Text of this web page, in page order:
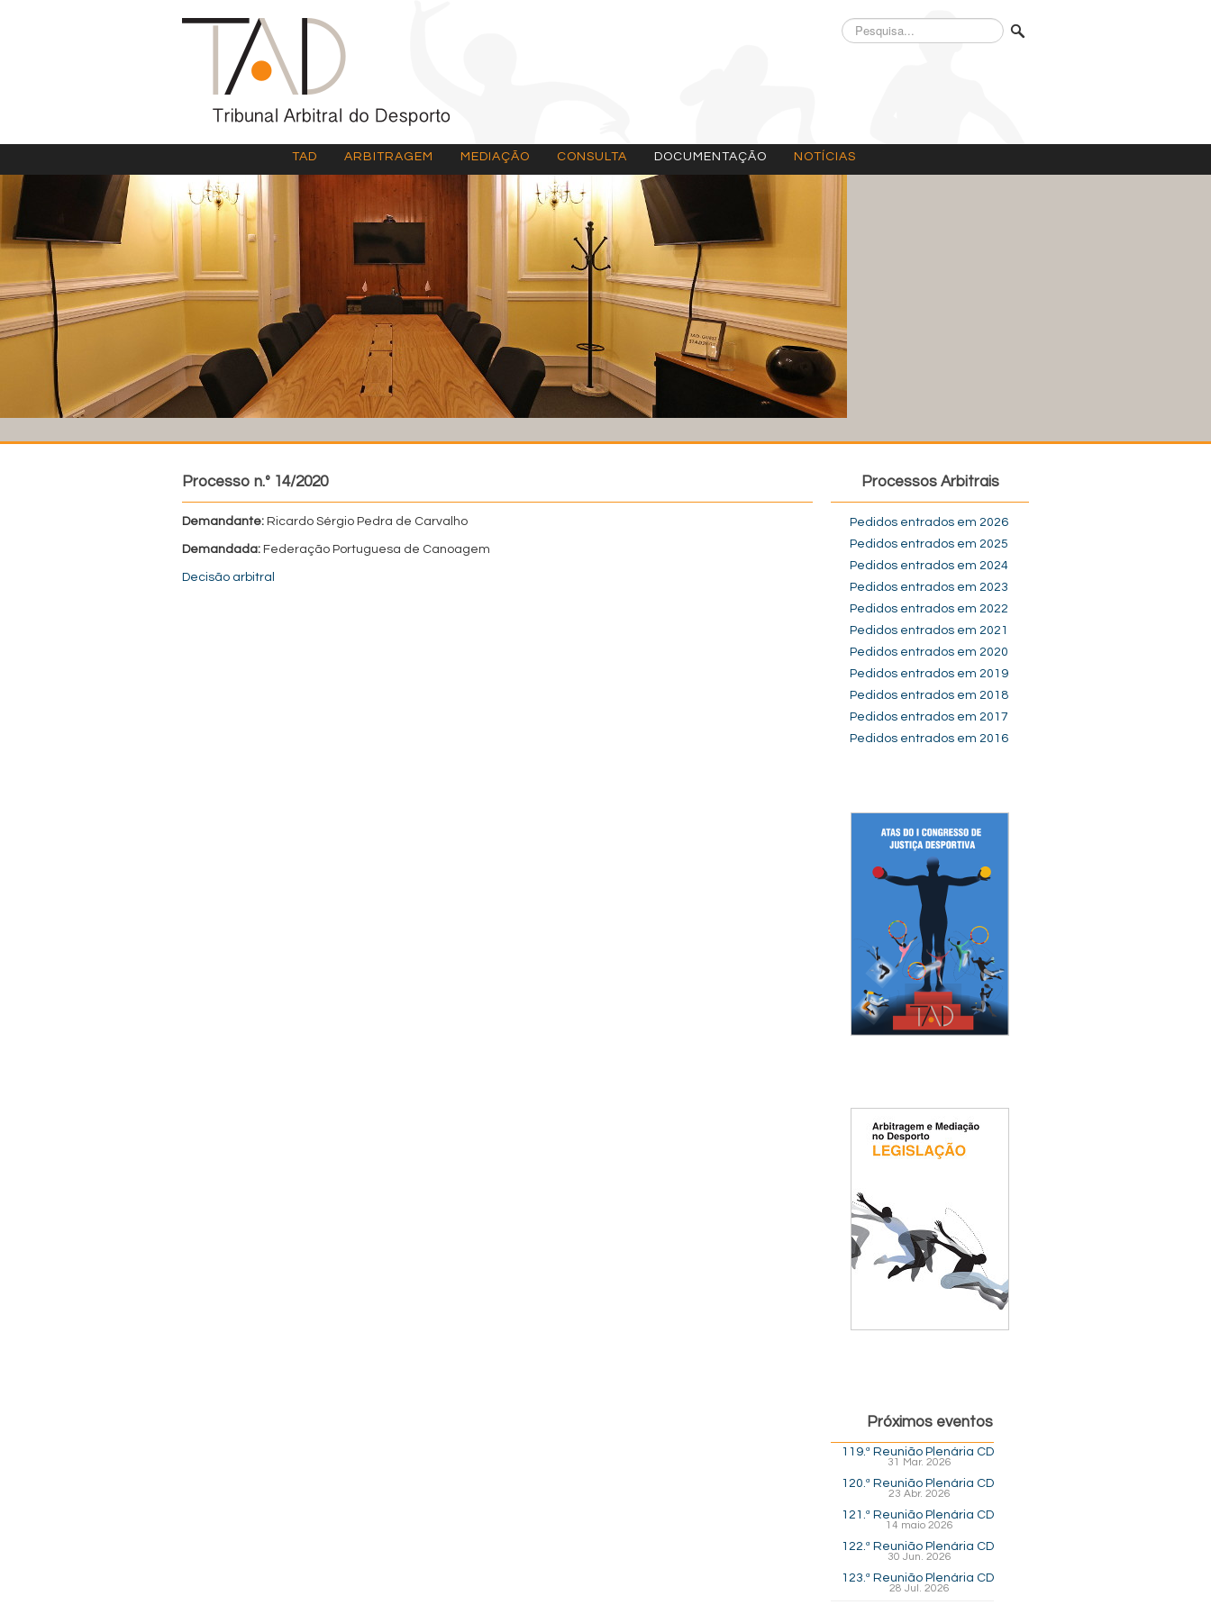
Pesquisa...
TAD ARBITRAGEM MEDIAÇÃO CONSULTA DOCUMENTAÇÃO NOTÍCIAS
Processo n.º 14/2020
Demandante: Ricardo Sérgio Pedra de Carvalho
Demandada: Federação Portuguesa de Canoagem
Decisão arbitral
Processos Arbitrais
Pedidos entrados em 2026
Pedidos entrados em 2025
Pedidos entrados em 2024
Pedidos entrados em 2023
Pedidos entrados em 2022
Pedidos entrados em 2021
Pedidos entrados em 2020
Pedidos entrados em 2019
Pedidos entrados em 2018
Pedidos entrados em 2017
Pedidos entrados em 2016
Próximos eventos
119.ª Reunião Plenária CD
31 Mar. 2026
120.ª Reunião Plenária CD
23 Abr. 2026
121.ª Reunião Plenária CD
14 maio 2026
122.ª Reunião Plenária CD
30 Jun. 2026
123.ª Reunião Plenária CD
28 Jul. 2026